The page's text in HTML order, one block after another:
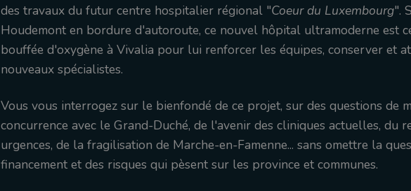
des travaux du futur centre hospitalier régional "Coeur du Luxembourg".
Houdemont en bordure d'autoroute, ce nouvel hôpital ultramoderne est
bouffée d'oxygène à Vivalia pour lui renforcer les équipes, conserver et
nouveaux spécialistes.
Vous vous interrogez sur le bienfondé de ce projet, sur des questions de
concurrence avec le Grand-Duché, de l'avenir des cliniques actuelles, du
urgences, de la fragilisation de Marche-en-Famenne... sans omettre la
financement et des risques qui pèsent sur les province et communes.